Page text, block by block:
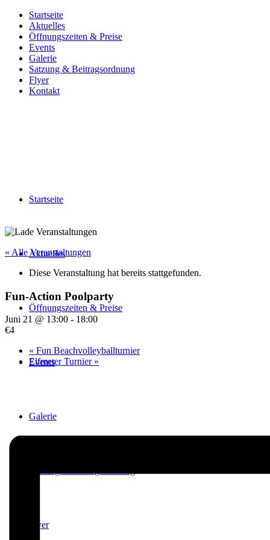
Startseite
Aktuelles
Öffnungszeiten & Preise
Events
Galerie
Satzung & Beitragsordnung
Flyer
Kontakt
Startseite
Aktuelles
Öffnungszeiten & Preise
Events
Galerie
Flyer
« Alle Veranstaltungen
Diese Veranstaltung hat bereits stattgefunden.
Fun-Action Poolparty
Juni 21 @ 13:00 - 18:00
€4
« Fun Beachvolleyballturnier
Elfmeter Turnier »